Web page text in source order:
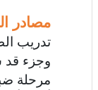
مصادر
تدريب
وجزء قد
مرحلة